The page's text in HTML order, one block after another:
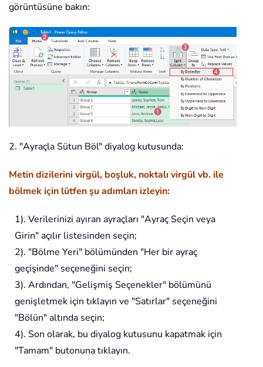
görüntüsüne bakın:
2. "Ayraçla Sütun Böl" diyalog kutusunda:
Metin dizilerini virgül, boşluk, noktalı virgül vb. ile
bölmek için lütfen şu adımları izleyin:
1). Verilerinizi ayıran ayraçları "Ayraç Seçin veya
Girin" açılır listesinden seçin;
2). "Bölme Yeri" bölümünden "Her bir ayraç
geçişinde" seçeneğini seçin;
3). Ardından, "Gelişmiş Seçenekler" bölümünü
genişletmek için tıklayın ve "Satırlar" seçeneğini
"Bölün" altında seçin;
4). Son olarak, bu diyalog kutusunu kapatmak için
"Tamam" butonuna tıklayın.